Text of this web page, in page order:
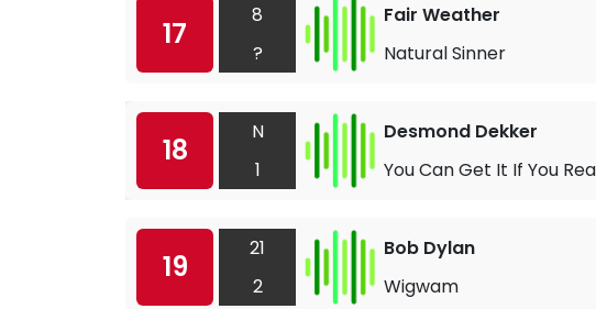
17
8
?
Fair Weather
Natural Sinner
18
N
1
Desmond Dekker
You Can Get It If You
19
21
2
Bob Dylan
Wigwam